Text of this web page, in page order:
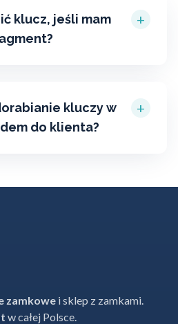
klucz, jeśli mam
+
kluczy w
do klienta?
+
zamkowe i sklep z zamkami.
w całej Polsce.